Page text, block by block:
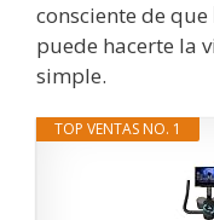
consciente de que
puede hacerte la
simple.
TOP VENTAS NO. 1